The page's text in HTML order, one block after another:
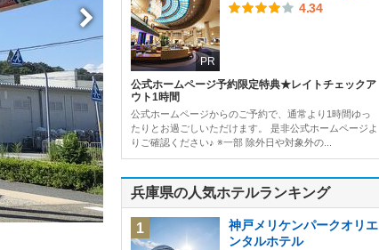
PR
4.34
公式ホームページ予約限定特典★レイトチェックア
ウト1時間
公式ホームページからのご予約で、通常より1時間ゆっ
たりとお過ごしいただけます。 是非公式ホームページよ
りご確認ください♪ ※一部 除外日や対象外の...
兵庫県の人気ホテルランキング
1
神戸メリケンパークオリエ
ンタルホテル